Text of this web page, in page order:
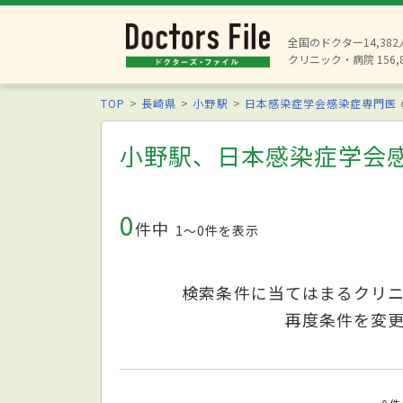
全国のドクター14,382
クリニック・病院
TOP 長崎県 小野駅 日本感染症学会感染症専門医
小野駅、日本感染症学会
0件中 1〜0件を表示
検索条件に当てはまるクリ
再度条件を変